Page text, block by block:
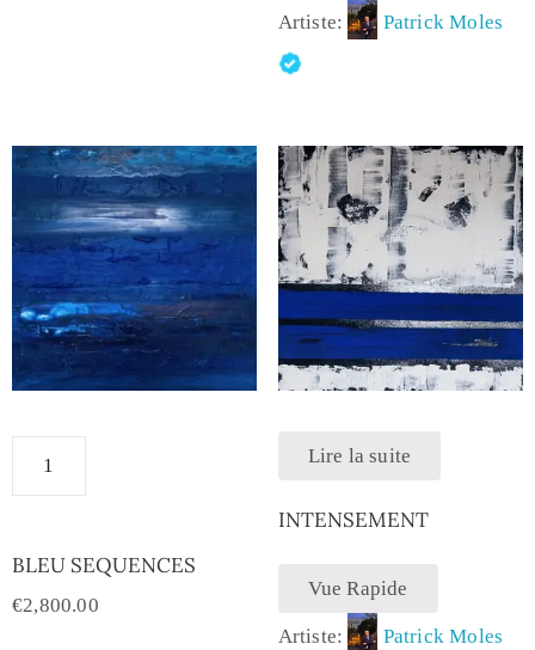
Artiste: Patrick Moles
BLEU SEQUENCES
€2,800.00
Lire la suite
INTENSEMENT
Vue Rapide
Artiste: Patrick Moles